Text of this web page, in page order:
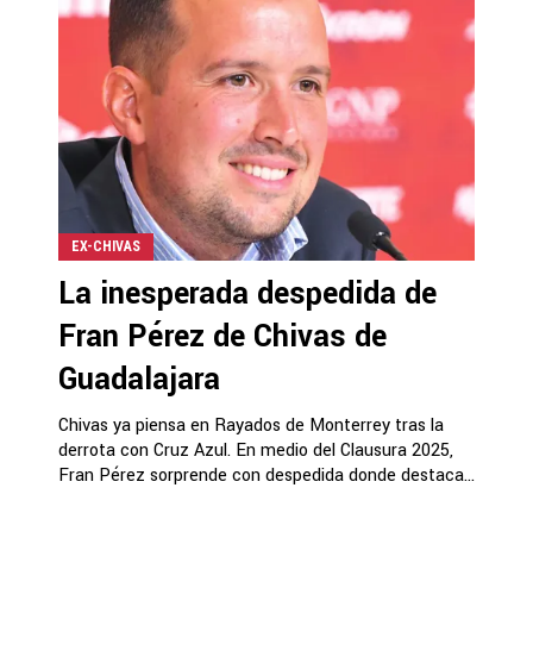
EX-CHIVAS
La inesperada despedida de
Fran Pérez de Chivas de
Guadalajara
Chivas ya piensa en Rayados de Monterrey tras la
derrota con Cruz Azul. En medio del Clausura 2025,
Fran Pérez sorprende con despedida donde destaca...